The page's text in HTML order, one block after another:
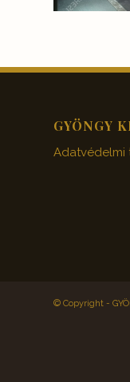
GYÖNGY
Adatvédelmi
© Copyright -